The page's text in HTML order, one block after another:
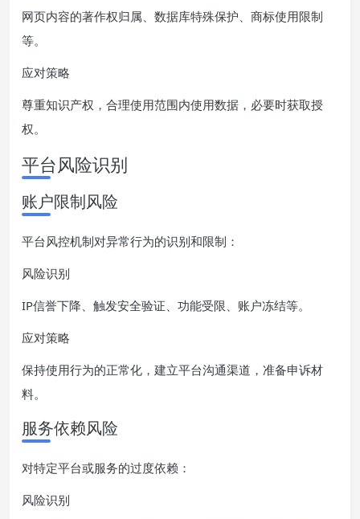
网页内容的著作权归属、数据库特殊保护、商标使用限制
等。
应对策略
尊重知识产权，合理使用范围内使用数据，必要时获取授
权。
平台风险识别
账户限制风险
平台风控机制对异常行为的识别和限制：
风险识别
IP信誉下降、触发安全验证、功能受限、账户冻结等。
应对策略
保持使用行为的正常化，建立平台沟通渠道，准备申诉材
料。
服务依赖风险
对特定平台或服务的过度依赖：
风险识别